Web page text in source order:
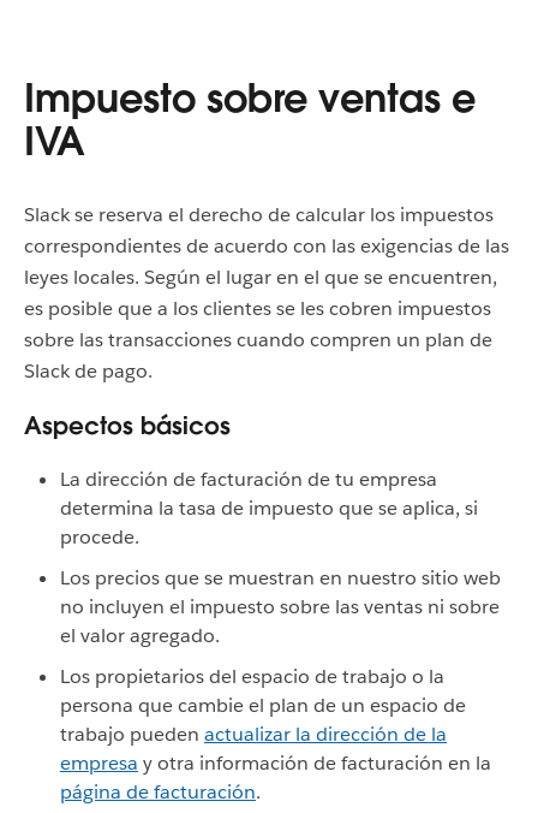
Impuesto sobre ventas e
IVA
Slack se reserva el derecho de calcular los impuestos
correspondientes de acuerdo con las exigencias de las
leyes locales. Según el lugar en el que se encuentren,
es posible que a los clientes se les cobren impuestos
sobre las transacciones cuando compren un plan de
Slack de pago.
Aspectos básicos
La dirección de facturación de tu empresa
determina la tasa de impuesto que se aplica, si
procede.
Los precios que se muestran en nuestro sitio web
no incluyen el impuesto sobre las ventas ni sobre
el valor agregado.
Los propietarios del espacio de trabajo o la
persona que cambie el plan de un espacio de
trabajo pueden actualizar la dirección de la
empresa y otra información de facturación en la
página de facturación.